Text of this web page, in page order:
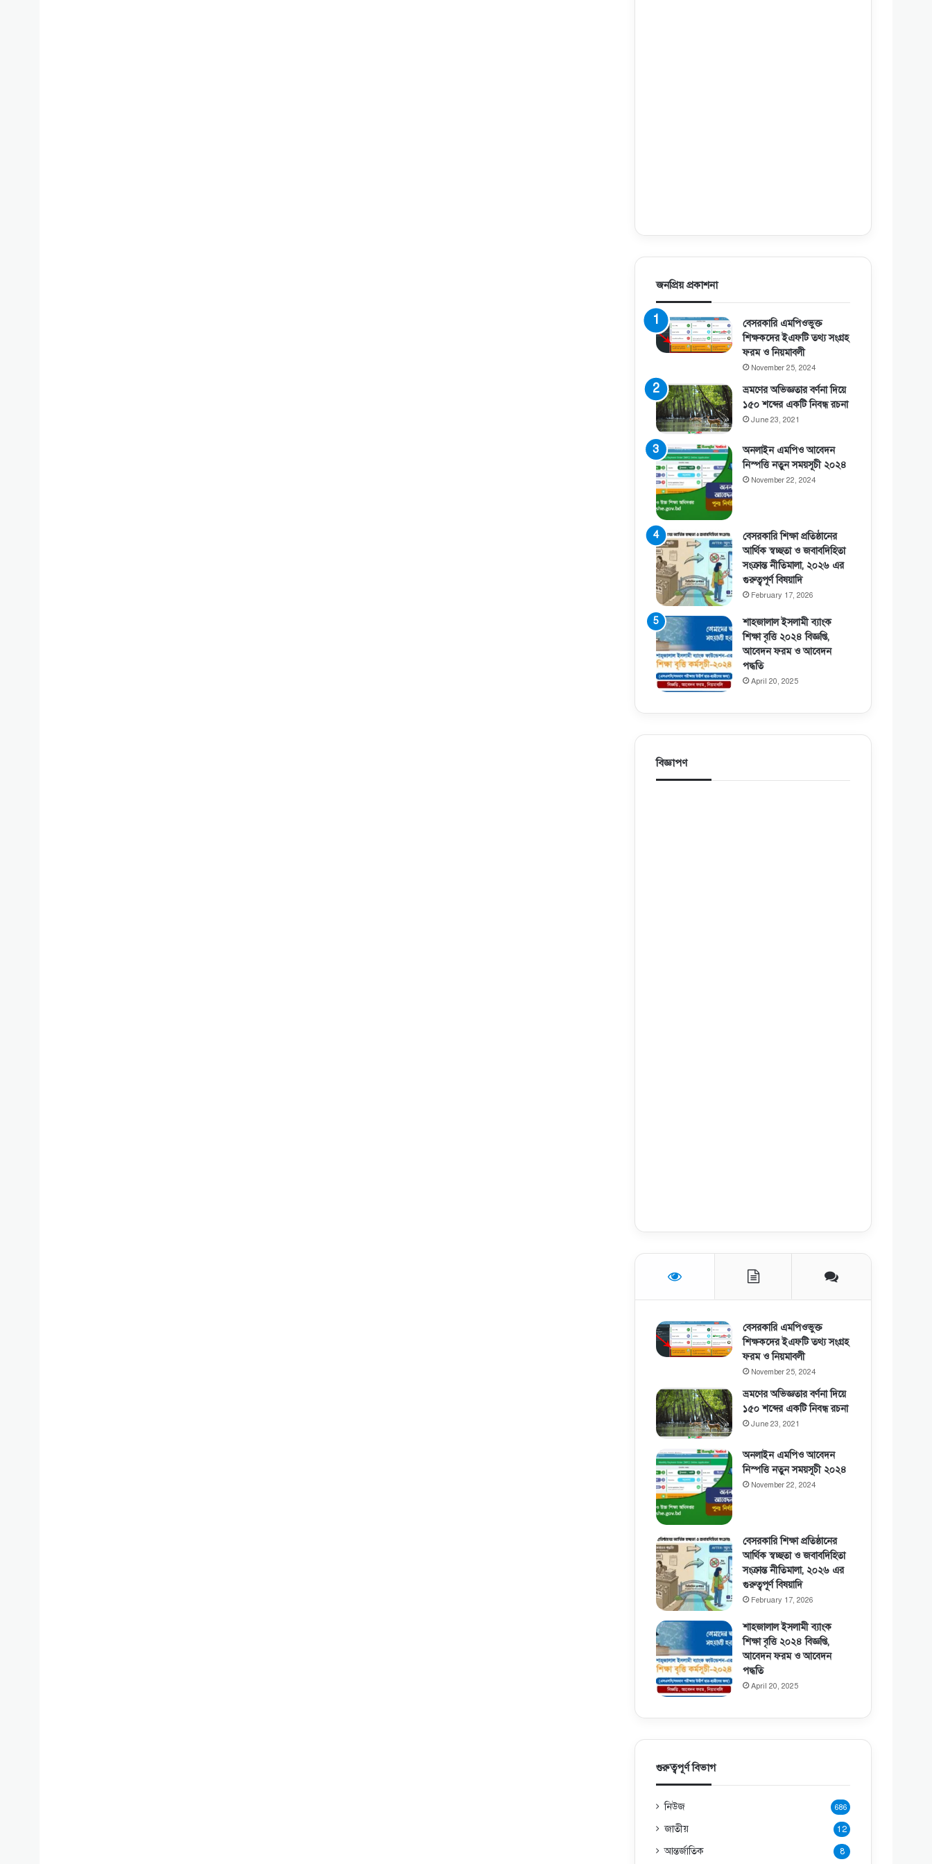
জনপ্রিয় প্রকাশনা
বেসরকারি এমপিওভুক্ত
শিক্ষকদের ইএফটি তথ্য সংগ্রহ
ফরম ও নিয়মাবলী
November 25, 2024
ভ্রমণের অভিজ্ঞতার বর্ণনা দিয়ে
১৫০ শব্দের একটি নিবন্ধ রচনা
June 23, 2021
অনলাইন এমপিও আবেদন
নিস্পত্তি নতুন সময়সূচী ২০২৪
November 22, 2024
বেসরকারি শিক্ষা প্রতিষ্ঠানের
আর্থিক স্বচ্ছতা ও জবাবদিহিতা
সংক্রান্ত নীতিমালা, ২০২৬ এর
গুরুত্বপূর্ণ বিষয়াদি
February 17, 2026
শাহজালাল ইসলামী ব্যাংক
শিক্ষা বৃত্তি ২০২৪ বিজ্ঞপ্তি,
আবেদন ফরম ও আবেদন
পদ্ধতি
April 20, 2025
বিজ্ঞাপণ
বেসরকারি এমপিওভুক্ত
শিক্ষকদের ইএফটি তথ্য সংগ্রহ
ফরম ও নিয়মাবলী
November 25, 2024
ভ্রমণের অভিজ্ঞতার বর্ণনা দিয়ে
১৫০ শব্দের একটি নিবন্ধ রচনা
June 23, 2021
অনলাইন এমপিও আবেদন
নিস্পত্তি নতুন সময়সূচী ২০২৪
November 22, 2024
বেসরকারি শিক্ষা প্রতিষ্ঠানের
আর্থিক স্বচ্ছতা ও জবাবদিহিতা
সংক্রান্ত নীতিমালা, ২০২৬ এর
গুরুত্বপূর্ণ বিষয়াদি
February 17, 2026
শাহজালাল ইসলামী ব্যাংক
শিক্ষা বৃত্তি ২০২৪ বিজ্ঞপ্তি,
আবেদন ফরম ও আবেদন
পদ্ধতি
April 20, 2025
গুরুত্বপূর্ণ বিভাগ
নিউজ 686
জাতীয় 12
আন্তর্জাতিক 8